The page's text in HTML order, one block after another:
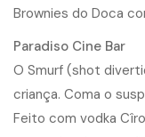
Brownies do Doca
Paradiso Cine Bar
O Smurf (shot
criança. Coma o
Feito com vodka